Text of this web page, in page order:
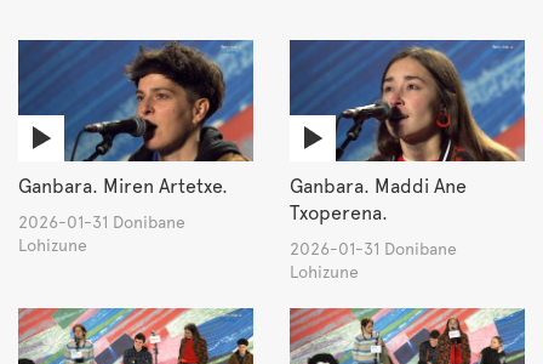
Ganbara. Miren Artetxe.
2026-01-31 Donibane
Lohizune
Ganbara. Maddi Ane
Txoperena.
2026-01-31 Donibane
Lohizune